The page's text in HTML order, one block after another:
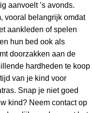
aanvoelt ’s avonds.
vooral belangrijk omdat
aankleden of spelen
hun bed ook als
doorzakken aan de
hardheden te koop
van je kind voor
Snap je niet goed
kind? Neem contact op